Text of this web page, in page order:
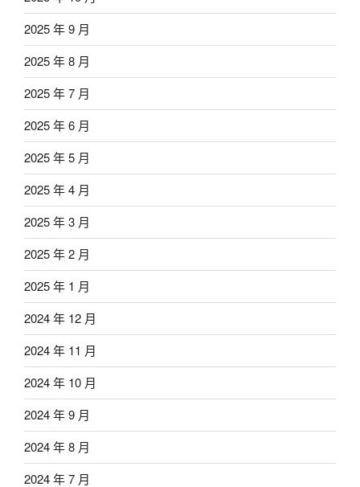
2025 年 9 月
2025 年 8 月
2025 年 7 月
2025 年 6 月
2025 年 5 月
2025 年 4 月
2025 年 3 月
2025 年 2 月
2025 年 1 月
2024 年 12 月
2024 年 11 月
2024 年 10 月
2024 年 9 月
2024 年 8 月
2024 年 7 月